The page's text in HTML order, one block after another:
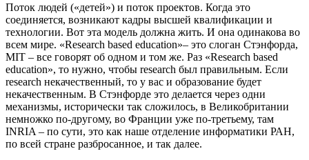
Поток людей («детей») и поток проектов. Когда это
соединяется, возникают кадры высшей квалификации и
технологии. Вот эта модель должна жить. И она одинакова во
всем мире. «Research based education»– это слоган Стэнфорда,
MIT – все говорят об одном и том же. Раз «Research based
education», то нужно, чтобы research был правильным. Если
research некачественный, то у вас и образование будет
некачественным. В Стэнфорде это делается через одни
механизмы, исторически так сложилось, в Великобритании
немножко по-другому, во Франции уже по-третьему, там
INRIA – по сути, это как наше отделение информатики РАН,
по всей стране разбросанное, и так далее.